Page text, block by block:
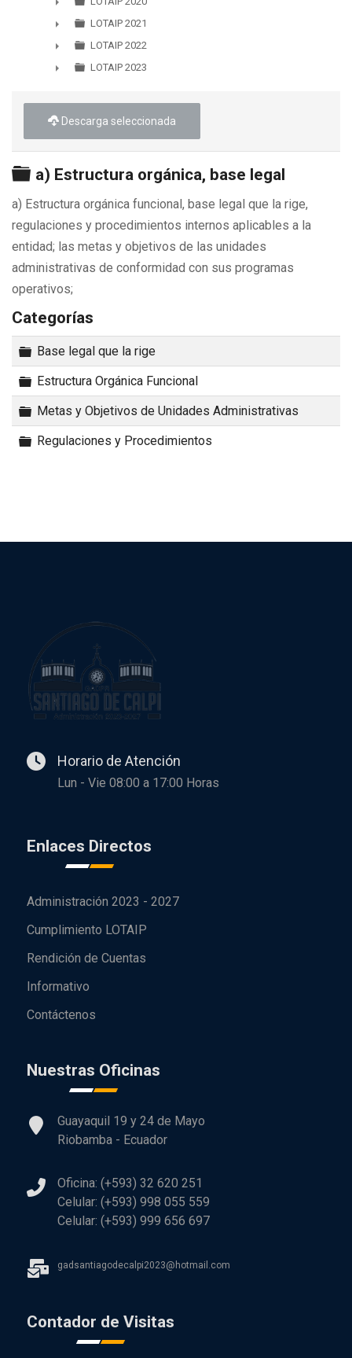
►
►
LOTAIP 2021
►
LOTAIP 2022
LOTAIP 2023
Descarga seleccionada
Carpeta
a) Estructura orgánica, base legal
a) Estructura orgánica funcional, base legal que la rige,
regulaciones y procedimientos internos aplicables a la
entidad; las metas y objetivos de las unidades
administrativas de conformidad con sus programas
operativos;
Categorías
Carpeta
Base legal que la rige
Carpeta
Estructura Orgánica Funcional
Carpeta
Metas y Objetivos de Unidades Administrativas
Carpeta
Regulaciones y Procedimientos
Horario de Atención
Lun - Vie 08:00 a 17:00 Horas
Enlaces Directos
Administración 2023 - 2027
Cumplimiento LOTAIP
Rendición de Cuentas
Informativo
Contáctenos
Nuestras Oficinas
Guayaquil 19 y 24 de Mayo
Riobamba - Ecuador
Oficina: (+593) 32 620 251
Celular: (+593) 998 055 559
Celular: (+593) 999 656 697
gadsantiagodecalpi2023@hotmail.com
Contador de Visitas